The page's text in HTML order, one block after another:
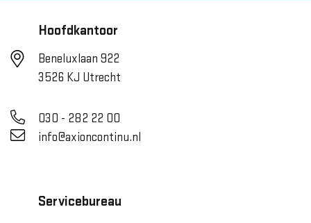
Hoofdkantoor
Beneluxlaan 922
3526 KJ Utrecht
030 - 282 22 00
info@axioncontinu.nl
Servicebureau